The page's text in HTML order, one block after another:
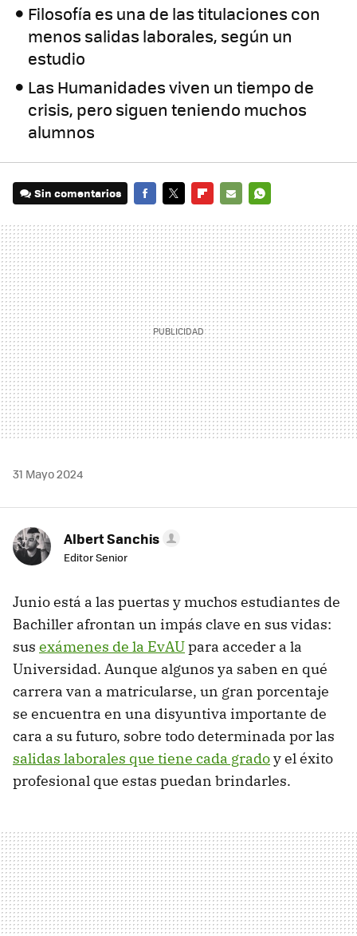
Filosofía es una de las titulaciones con
menos salidas laborales, según un
estudio
Las Humanidades viven un tiempo de
crisis, pero siguen teniendo muchos
alumnos
Sin comentarios
MAIL
31 Mayo 2024
Albert Sanchis
Editor Senior
Junio está a las puertas y muchos estudiantes de
Bachiller afrontan un impás clave en sus vidas:
sus exámenes de la EvAUpara acceder a la
Universidad. Aunque algunos ya saben en qué
carrera van a matricularse, un gran porcentaje
se encuentra en una disyuntiva importante de
cara a su futuro, sobre todo determinada por las
salidas laborales que tiene cada gradoy el éxito
profesional que estas puedan brindarles.